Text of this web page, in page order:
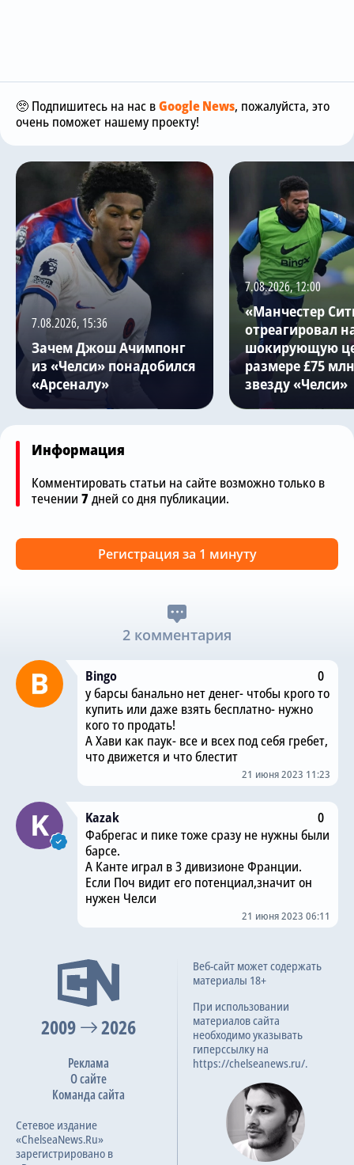
🥺 Подпишитесь на нас вGoogle News, пожалуйста, это
очень поможет нашему проекту!
7.08.2026, 15:36
Зачем Джош Ачимпонг
из «Челси» понадобился
«Арсеналу»
7.08.2026, 12:00
«Манчестер
отреагировал
шокирующую
размере £75
звезду «Челси»
Информация
Комментировать статьи на сайте возможно только в
течении 7дней со дня публикации.
Регистрация за 1 минуту
2 комментария
Bingo
0
у барсы банально нет денег- чтобы крого то
купить или даже взять бесплатно- нужно
кого то продать!
А Хави как паук- все и всех под себя гребет,
что движется и что блестит
21 июня 2023 11:23
Kazak
0
Фабрегас и пике тоже сразу не нужны были
барсе.
А Канте играл в 3 дивизионе Франции.
Если Поч видит его потенциал,значит он
нужен Челси
21 июня 2023 06:11
2009 2026
Реклама
О сайте
Команда сайта
Сетевое издание
«ChelseaNews.Ru»
зарегистрировано в
Веб-сайт может содержать
материалы 18+
При использовании
материалов сайта
необходимо указывать
гиперссылку на
https://chelseanews.ru/.